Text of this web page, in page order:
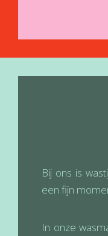
Bij ons is
een fijn
In onze